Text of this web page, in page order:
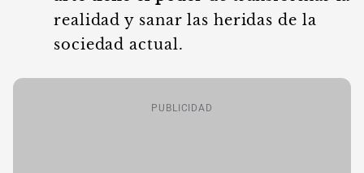
realidad y sanar las heridas de la
sociedad actual.
PUBLICIDAD